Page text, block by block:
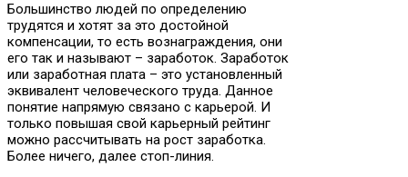
Большинство людей по определению
трудятся и хотят за это достойной
компенсации, то есть вознаграждения, они
его так и называют – заработок. Заработок
или заработная плата – это установленный
эквивалент человеческого труда. Данное
понятие напрямую связано с карьерой. И
только повышая свой карьерный рейтинг
можно рассчитывать на рост заработка.
Более ничего, далее стоп-линия.